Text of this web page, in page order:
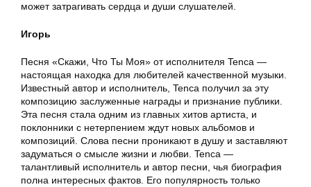
может затрагивать сердца и души слушателей.
Игорь
Песня «Скажи, Что Ты Моя» от исполнителя Tenca —
настоящая находка для любителей качественной музыки.
Известный автор и исполнитель, Tenca получил за эту
композицию заслуженные награды и признание публики.
Эта песня стала одним из главных хитов артиста, и
поклонники с нетерпением ждут новых альбомов и
композиций. Слова песни проникают в душу и заставляют
задуматься о смысле жизни и любви. Tenca —
талантливый исполнитель и автор песни, чья биография
полна интересных фактов. Его популярность только